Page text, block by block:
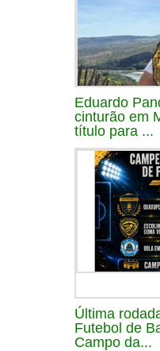
Eduardo
cinturão em
título para ...
Última
Futebol de
Campo da...